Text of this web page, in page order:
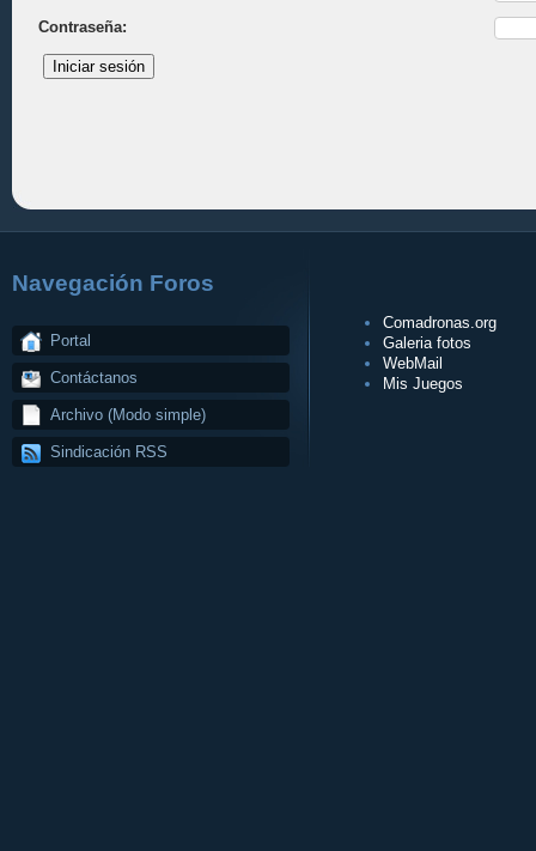
Contraseña:
Navegación Foros
Portal
Contáctanos
Archivo (Modo simple)
Sindicación RSS
Comadronas.org
Galeria fotos
WebMail
Mis Juegos